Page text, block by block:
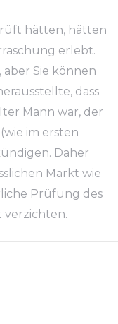
hätten, hätten
erlebt.
Sie können
dass
Mann war, der
im ersten
Daher
Markt wie
Prüfung des
verzichten.